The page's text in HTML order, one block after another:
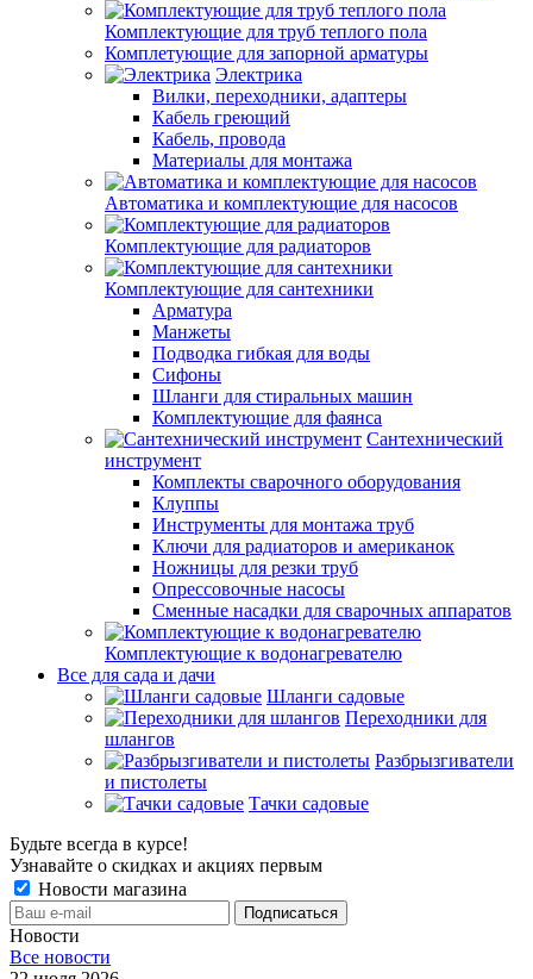
Комплектующие для труб теплого пола
Комплетующие для запорной арматуры
Электрика
Вилки, переходники, адаптеры
Кабель греющий
Кабель, провода
Материалы для монтажа
Автоматика и комплектующие для насосов
Комплектующие для радиаторов
Комплектующие для сантехники
Арматура
Манжеты
Подводка гибкая для воды
Сифоны
Шланги для стиральных машин
Комплектующие для фаянса
Сантехнический
инструмент
Комплекты сварочного оборудования
Клуппы
Инструменты для монтажа труб
Ключи для радиаторов и американок
Ножницы для резки труб
Опрессовочные насосы
Сменные насадки для сварочных аппаратов
Комплектующие к водонагревателю
Все для сада и дачи
Шланги садовые
Переходники для
шлангов
Разбрызгиватели
и пистолеты
Тачки садовые
Будьте всегда в курсе!
Узнавайте о скидках и акциях первым
Новости магазина
Новости
Все новости